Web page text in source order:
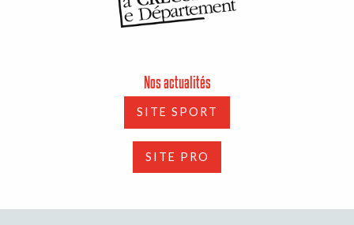
Nos actualités
SITE SPORT
SITE PRO